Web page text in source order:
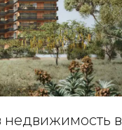
недвижимость в